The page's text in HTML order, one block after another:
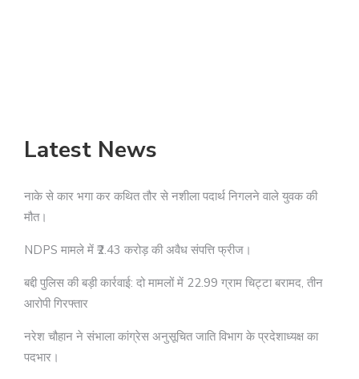
Latest News
नाके से कार भगा कर कथित तौर से नशीला पदार्थ निगलने वाले युवक की
मौत।
NDPS मामले में ₹2.43 करोड़ की अवैध संपत्ति फ्रीज।
बद्दी पुलिस की बड़ी कार्रवाई: दो मामलों में 22.99 ग्राम चिट्टा बरामद, तीन
आरोपी गिरफ्तार
नरेश चौहान ने संभाला कांग्रेस अनुसूचित जाति विभाग के प्रदेशाध्यक्ष का
पदभार।